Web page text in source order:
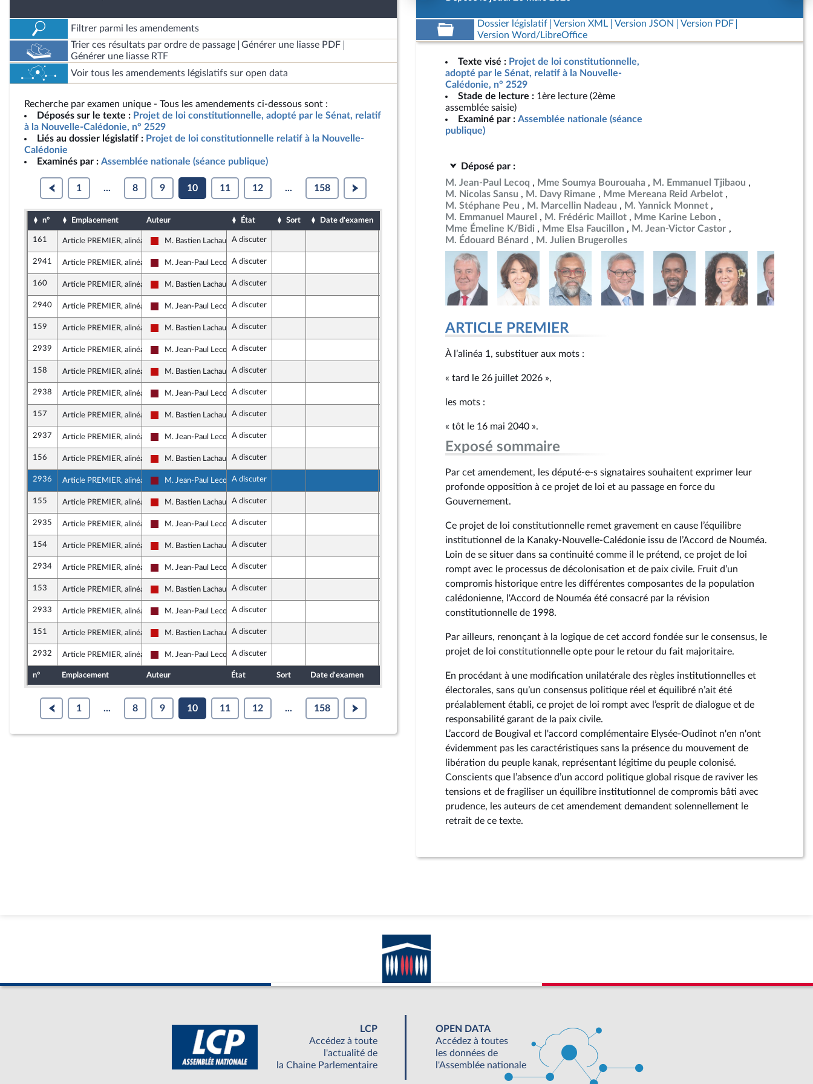
Filtrer parmi les amendements
Trier ces résultats par ordre de passage
Générer une liasse PDF
Générer une liasse RTF
Voir tous les amendements législatifs sur open data
Recherche par examen unique - Tous les amendements ci-dessous sont :
Déposés sur le texte : Projet de loi constitutionnelle, adopté par le Sénat, relatif
à la Nouvelle-Calédonie, n° 2529
Liés au dossier législatif : Projet de loi constitutionnelle relatif à la Nouvelle-
Calédonie
Examinés par : Assemblée nationale (séance publique)
1 ... 8 9 10 11 12 ... 158
n° Emplacement Auteur État Sort Date d'examen
161 Article PREMIER, alinéa 1
La France insoumise - Nouveau Front Populaire
M. Bastien Lachaud A discuter
2941 Article PREMIER, alinéa 1
Gauche Démocrate et Républicaine
M. Jean-Paul Lecoq A discuter
160 Article PREMIER, alinéa 1
La France insoumise - Nouveau Front Populaire
M. Bastien Lachaud A discuter
2940 Article PREMIER, alinéa 1
Gauche Démocrate et Républicaine
M. Jean-Paul Lecoq A discuter
159 Article PREMIER, alinéa 1
La France insoumise - Nouveau Front Populaire
M. Bastien Lachaud A discuter
2939 Article PREMIER, alinéa 1
Gauche Démocrate et Républicaine
M. Jean-Paul Lecoq A discuter
158 Article PREMIER, alinéa 1
La France insoumise - Nouveau Front Populaire
M. Bastien Lachaud A discuter
2938 Article PREMIER, alinéa 1
Gauche Démocrate et Républicaine
M. Jean-Paul Lecoq A discuter
157 Article PREMIER, alinéa 1
La France insoumise - Nouveau Front Populaire
M. Bastien Lachaud A discuter
2937 Article PREMIER, alinéa 1
Gauche Démocrate et Républicaine
M. Jean-Paul Lecoq A discuter
156 Article PREMIER, alinéa 1
La France insoumise - Nouveau Front Populaire
M. Bastien Lachaud A discuter
2936 Article PREMIER, alinéa 1
Gauche Démocrate et Républicaine
M. Jean-Paul Lecoq A discuter
155 Article PREMIER, alinéa 1
La France insoumise - Nouveau Front Populaire
M. Bastien Lachaud A discuter
2935 Article PREMIER, alinéa 1
Gauche Démocrate et Républicaine
M. Jean-Paul Lecoq A discuter
154 Article PREMIER, alinéa 1
La France insoumise - Nouveau Front Populaire
M. Bastien Lachaud A discuter
2934 Article PREMIER, alinéa 1
Gauche Démocrate et Républicaine
M. Jean-Paul Lecoq A discuter
153 Article PREMIER, alinéa 1
La France insoumise - Nouveau Front Populaire
M. Bastien Lachaud A discuter
2933 Article PREMIER, alinéa 1
Gauche Démocrate et Républicaine
M. Jean-Paul Lecoq A discuter
151 Article PREMIER, alinéa 1
La France insoumise - Nouveau Front Populaire
M. Bastien Lachaud A discuter
2932 Article PREMIER, alinéa 1
Gauche Démocrate et Républicaine
M. Jean-Paul Lecoq A discuter
n° Emplacement Auteur État Sort Date d'examen
1 ... 8 9 10 11 12 ... 158
Dossier législatif Version XML Version JSON
Version PDF
Version Word/LibreOffice
Texte visé : Projet de loi constitutionnelle,
adopté par le Sénat, relatif à la Nouvelle-
Calédonie, n° 2529
Stade de lecture : 1ère lecture (2ème
assemblée saisie)
Examiné par : Assemblée nationale (séance
publique)
Déposé par :
M. Jean-Paul Lecoq
Mme Soumya Bourouaha
M. Emmanuel Tjibaou
M. Nicolas Sansu
M. Davy Rimane
Mme Mereana Reid Arbelot
M. Stéphane Peu
M. Marcellin Nadeau
M. Yannick Monnet
M. Emmanuel Maurel
M. Frédéric Maillot
Mme Karine Lebon
Mme Émeline K/Bidi
Mme Elsa Faucillon
M. Jean-Victor Castor
M. Édouard Bénard
M. Julien Brugerolles
ARTICLE PREMIER
À l’alinéa 1, substituer aux mots :
« tard le 26 juillet 2026 »,
les mots :
« tôt le 16 mai 2040 ».
Exposé sommaire
Par cet amendement, les député-e-s signataires souhaitent exprimer leur
profonde opposition à ce projet de loi et au passage en force du
Gouvernement.
Ce projet de loi constitutionnelle remet gravement en cause l’équilibre
institutionnel de la Kanaky-Nouvelle-Calédonie issu de l’Accord de Nouméa.
Loin de se situer dans sa continuité comme il le prétend, ce projet de loi
rompt avec le processus de décolonisation et de paix civile. Fruit d’un
compromis historique entre les différentes composantes de la population
calédonienne, l'Accord de Nouméa été consacré par la révision
constitutionnelle de 1998.
Par ailleurs, renonçant à la logique de cet accord fondée sur le consensus, le
projet de loi constitutionnelle opte pour le retour du fait majoritaire.
En procédant à une modification unilatérale des règles institutionnelles et
électorales, sans qu’un consensus politique réel et équilibré n’ait été
préalablement établi, ce projet de loi rompt avec l’esprit de dialogue et de
responsabilité garant de la paix civile.
L’accord de Bougival et l'accord complémentaire Elysée-Oudinot n'en n'ont
évidemment pas les caractéristiques sans la présence du mouvement de
libération du peuple kanak, représentant légitime du peuple colonisé.
Conscients que l’absence d’un accord politique global risque de raviver les
tensions et de fragiliser un équilibre institutionnel de compromis bâti avec
prudence, les auteurs de cet amendement demandent solennellement le
retrait de ce texte.
LCP
Accédez à toute
l'actualité de
la Chaine Parlementaire
OPEN DATA
Accédez à toutes
les données de
l'Assemblée nationale